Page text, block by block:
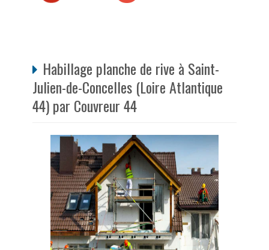
Habillage planche de rive à Saint-
Julien-de-Concelles (Loire Atlantique
44) par Couvreur 44